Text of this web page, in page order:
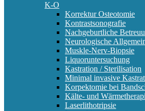
K-O
Korrektur Osteotomie
Kontrastsonografie
Nachgeburtliche
Neurologische
Muskle-Nerv-Biopsie
Liquoruntersuchung
Kastration / Sterilisation
Minimal invasive
Korpektomie bei
Kälte- und
Laserlithotripsie